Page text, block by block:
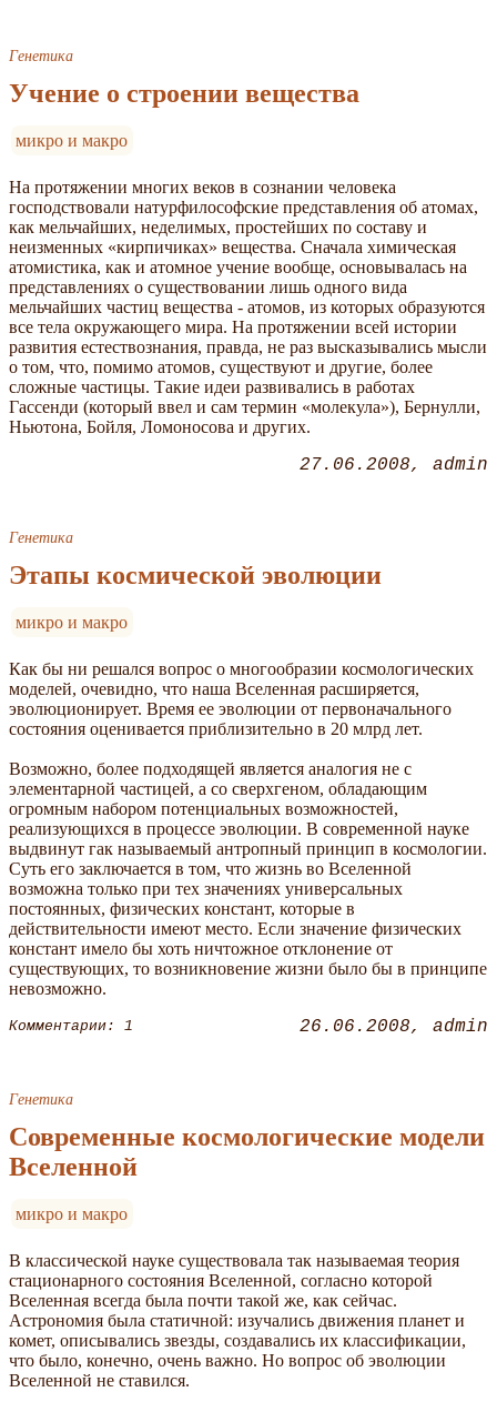
Генетика
Учение о строении вещества
микро и макро
На протяжении многих веков в сознании человека
господствовали натурфилософские представления об атомах,
как мельчайших, неделимых, простейших по составу и
неизменных «кирпичиках» вещества. Сначала химическая
атомистика, как и атомное учение вообще, основывалась на
представлениях о существовании лишь одного вида
мельчайших частиц вещества - атомов, из которых образуются
все тела окружающего мира. На протяжении всей истории
развития естествознания, правда, не раз высказывались мысли
о том, что, помимо атомов, существуют и другие, более
сложные частицы. Такие идеи развивались в работах
Гассенди (который ввел и сам термин «молекула»), Бернулли,
Ньютона, Бойля, Ломоносова и других.
27.06.2008 admin
Генетика
Этапы космической эволюции
микро и макро
Как бы ни решался вопрос о многообразии космологических
моделей, очевидно, что наша Вселенная расширяется,
эволюционирует. Время ее эволюции от первоначального
состояния оценивается приблизительно в 20 млрд лет.
Возможно, более подходящей является аналогия не с
элементарной частицей, а со сверхгеном, обладающим
огромным набором потенциальных возможностей,
реализующихся в процессе эволюции. В современной науке
выдвинут гак называемый антропный принцип в космологии.
Суть его заключается в том, что жизнь во Вселенной
возможна только при тех значениях универсальных
постоянных, физических констант, которые в
действительности имеют место. Если значение физических
констант имело бы хоть ничтожное отклонение от
существующих, то возникновение жизни было бы в принципе
невозможно.
Комментарии: 1 26.06.2008 admin
Генетика
Современные космологические модели
Вселенной
микро и макро
В классической науке существовала так называемая теория
стационарного состояния Вселенной, согласно которой
Вселенная всегда была почти такой же, как сейчас.
Астрономия была статичной: изучались движения планет и
комет, описывались звезды, создавались их классификации,
что было, конечно, очень важно. Но вопрос об эволюции
Вселенной не ставился.